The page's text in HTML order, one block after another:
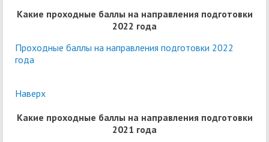
Какие проходные баллы на направления подготовки
2022 года
Проходные баллы на направления подготовки 2022
года
Наверх
Какие проходные баллы на направления подготовки
2021 года